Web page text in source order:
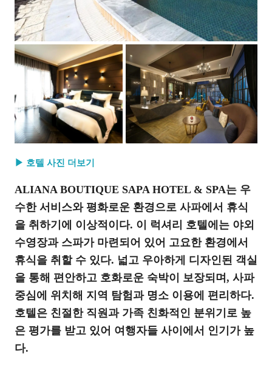
▶ 호텔 사진 더보기
ALIANA BOUTIQUE SAPA HOTEL & SPA는 우
수한 서비스와 평화로운 환경으로 사파에서 휴식
을 취하기에 이상적이다. 이 럭셔리 호텔에는 야외
수영장과 스파가 마련되어 있어 고요한 환경에서
휴식을 취할 수 있다. 넓고 우아하게 디자인된 객실
을 통해 편안하고 호화로운 숙박이 보장되며, 사파
중심에 위치해 지역 탐험과 명소 이용에 편리하다.
호텔은 친절한 직원과 가족 친화적인 분위기로 높
은 평가를 받고 있어 여행자들 사이에서 인기가 높
다.